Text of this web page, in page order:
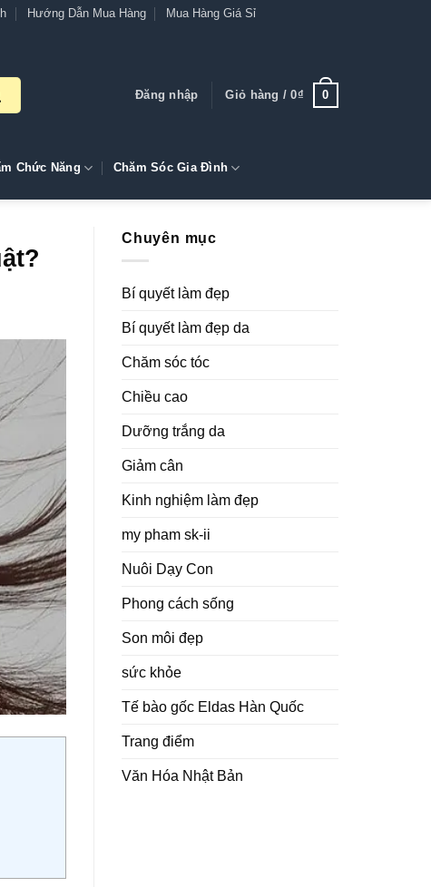
Hướng Dẫn Mua Hàng
Mua Hàng Giá Sỉ
Đăng nhập Giỏ hàng /0₫ 0
Chức Năng Chăm Sóc Gia Đình
Chuyên mục
Bí quyết làm đẹp
Bí quyết làm đẹp da
Chăm sóc tóc
Chiều cao
Dưỡng trắng da
Giảm cân
Kinh nghiệm làm đẹp
my pham sk-ii
Nuôi Dạy Con
Phong cách sống
Son môi đẹp
sức khỏe
Tế bào gốc Eldas Hàn Quốc
Trang điểm
Văn Hóa Nhật Bản